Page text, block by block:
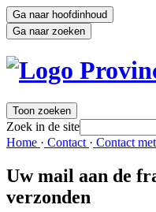
Ga naar hoofdinhoud
Ga naar zoeken
Toon zoeken
Zoek in de site
Home · Contact · Contact
Uw mail aan de
verzonden